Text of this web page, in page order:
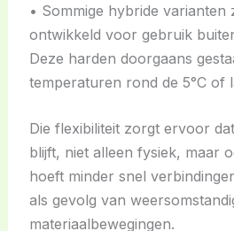
• Sommige hybride varianten
ontwikkeld voor gebruik
Deze harden doorgaans
temperaturen rond de 5°C of
Die flexibiliteit zorgt ervoor
blijft, niet alleen fysiek, maar
hoeft minder snel
als gevolg van
materiaalbewegingen.